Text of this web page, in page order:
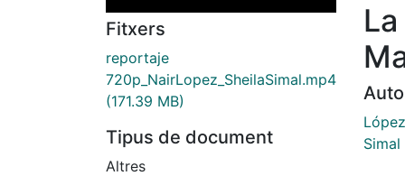
Fitxers
reportaje
720p_NairLopez_SheilaSimal.mp4
(171.39 MB)
Tipus de document
Altres